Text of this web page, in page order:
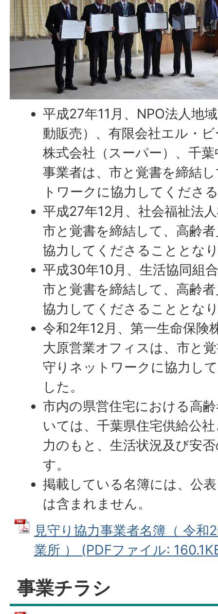
平成27年11月、NPO法人地
動販売）、有限会社エル・
株式会社（スーパー）、千
事業者は、市と覚書を締結
トワークに協力してくださ
平成27年12月、社会福祉法
市と覚書を締結して、高齢
協力してくださることとな
平成30年10月、生活協同組
市と覚書を締結して、高齢
協力してくださることとな
令和2年12月、第一生命保険
大原営業オフィスは、市と
守りネットワークに協力し
した。
市内の県営住宅における高
いては、千葉県住宅供給公
力のもと、生活状況及び安
す。
掲載している名簿には、公
は含まれません。
見守り協力事業者名簿（ 令和
業所 ） (PDFファイル:
事業チラシ